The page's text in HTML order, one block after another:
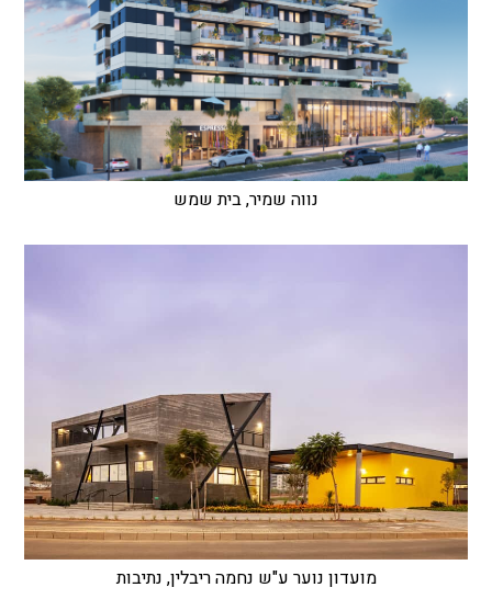
נווה שמיר, בית שמש
מועדון נוער ע"ש נחמה ריבלין, נתיבות